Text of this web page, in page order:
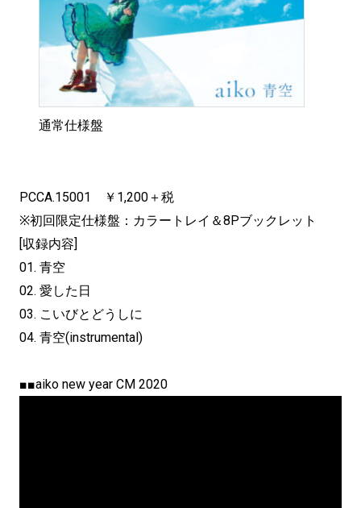
通常仕様盤
PCCA.15001 ￥1,200＋税
※初回限定仕様盤：カラートレイ＆8Pブックレット
[収録内容]
01. 青空
02. 愛した日
03. こいびとどうしに
04. 青空(instrumental)
■■aiko new year CM 2020